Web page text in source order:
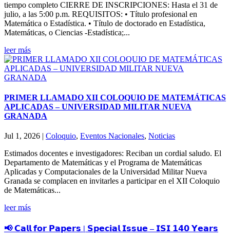
tiempo completo CIERRE DE INSCRIPCIONES: Hasta el 31 de
julio, a las 5:00 p.m. REQUISITOS: • Título profesional en
Matemática o Estadística. • Título de doctorado en Estadística,
Matemáticas, o Ciencias -Estadística;...
leer más
PRIMER LLAMADO XII COLOQUIO DE MATEMÁTICAS
APLICADAS – UNIVERSIDAD MILITAR NUEVA
GRANADA
Jul 1, 2026 | Coloquio, Eventos Nacionales, Noticias
Estimados docentes e investigadores: Reciban un cordial saludo. El
Departamento de Matemáticas y el Programa de Matemáticas
Aplicadas y Computacionales de la Universidad Militar Nueva
Granada se complacen en invitarles a participar en el XII Coloquio
de Matemáticas...
leer más
📢 𝗖𝗮𝗹𝗹 𝗳𝗼𝗿 𝗣𝗮𝗽𝗲𝗿𝘀 | 𝗦𝗽𝗲𝗰𝗶𝗮𝗹 𝗜𝘀𝘀𝘂𝗲 – 𝗜𝗦𝗜 𝟭𝟰𝟬 𝗬𝗲𝗮𝗿𝘀